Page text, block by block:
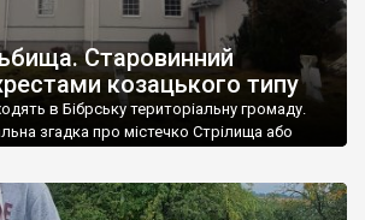
Старовинний
козацького типу
в Бібрську територіальну громаду.
згадка про містечко Стрілища або
виділено містечко Нові Стрілища на